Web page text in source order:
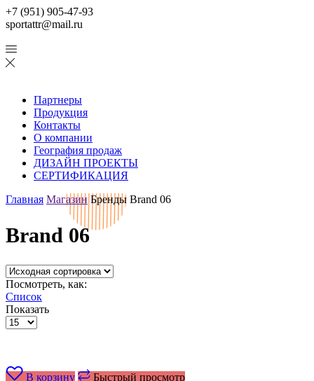
+7 (951) 905-47-93
sportattr@mail.ru
Партнеры
Продукция
Контакты
О компании
География продаж
ДИЗАЙН ПРОЕКТЫ
СЕРТИФИКАЦИЯ
Главная Магазин Бренды Brand 06
Brand 06
Посмотреть, как:
Список
Показать
Товаров
В корзину
Быстрый просмотр